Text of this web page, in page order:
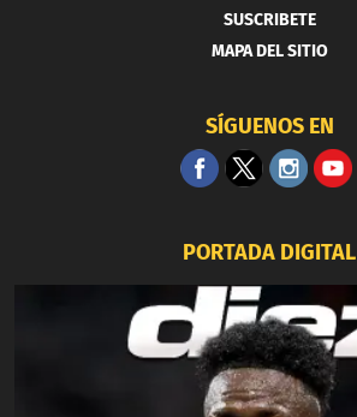
SUSCRIBETE
MAPA DEL SITIO
SÍGUENOS EN
PORTADA DIGITAL